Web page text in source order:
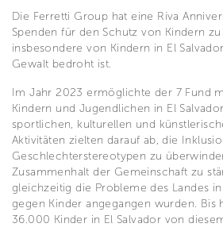
Die Ferretti Group hat eine Riva
Spenden für den Schutz von Kindern
insbesondere von Kindern in El
Gewalt bedroht ist.
Im Jahr 2023 ermöglichte der 7 Fund
Kindern und Jugendlichen in El
sportlichen, kulturellen und
Aktivitäten zielten darauf ab, die
Geschlechterstereotypen zu
Zusammenhalt der Gemeinschaft zu
gleichzeitig die Probleme des Landes
gegen Kinder angegangen wurden. Bis
36.000 Kinder in El Salvador von